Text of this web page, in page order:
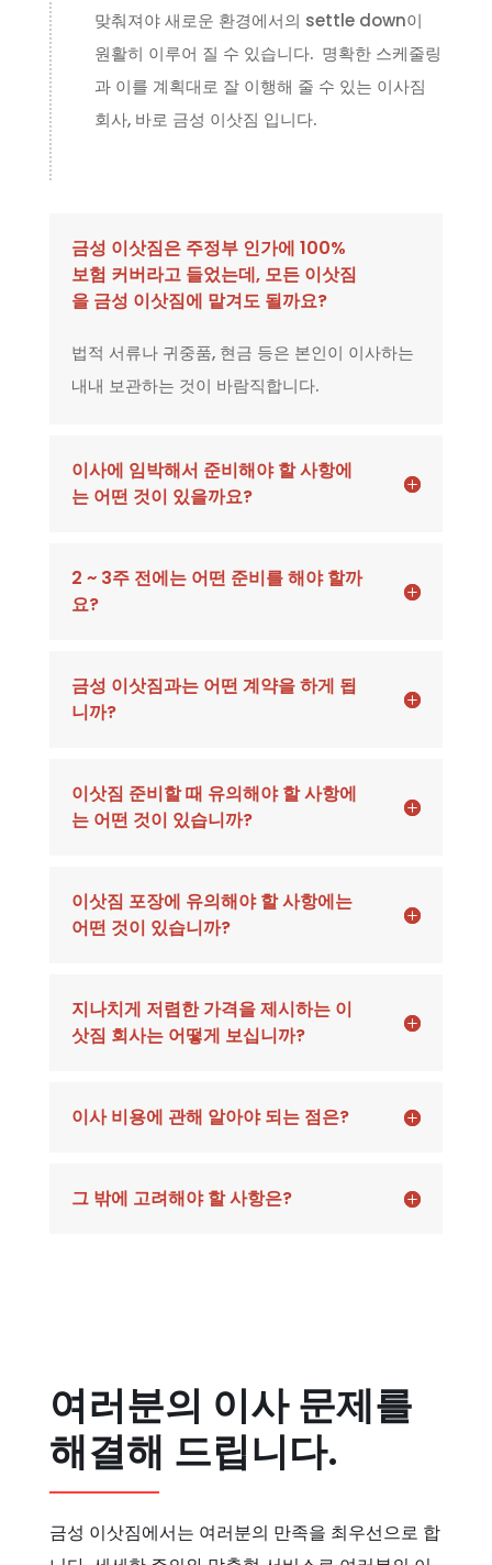
맞춰져야 새로운 환경에서의 settle down이
원활히 이루어 질 수 있습니다. 명확한 스케줄링
과 이를 계획대로 잘 이행해 줄 수 있는 이사짐
회사, 바로 금성 이삿짐 입니다.
금성 이삿짐은 주정부 인가에 100%
보험 커버라고 들었는데, 모든 이삿짐
을 금성 이삿짐에 맡겨도 될까요?
법적 서류나 귀중품, 현금 등은 본인이 이사하는
내내 보관하는 것이 바람직합니다.
이사에 임박해서 준비해야 할 사항에
는 어떤 것이 있을까요?
2 ~ 3주 전에는 어떤 준비를 해야 할까
요?
금성 이삿짐과는 어떤 계약을 하게 됩
니까?
이삿짐 준비할 때 유의해야 할 사항에
는 어떤 것이 있습니까?
이삿짐 포장에 유의해야 할 사항에는
어떤 것이 있습니까?
지나치게 저렴한 가격을 제시하는 이
삿짐 회사는 어떻게 보십니까?
이사 비용에 관해 알아야 되는 점은?
그 밖에 고려해야 할 사항은?
여러분의 이사 문제를
해결해 드립니다.
금성 이삿짐에서는 여러분의 만족을 최우선으로 합